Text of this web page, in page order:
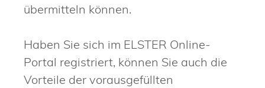
übermitteln können.
Haben Sie sich im ELSTER Online-
Portal registriert, können Sie auch die
Vorteile der vorausgefüllten